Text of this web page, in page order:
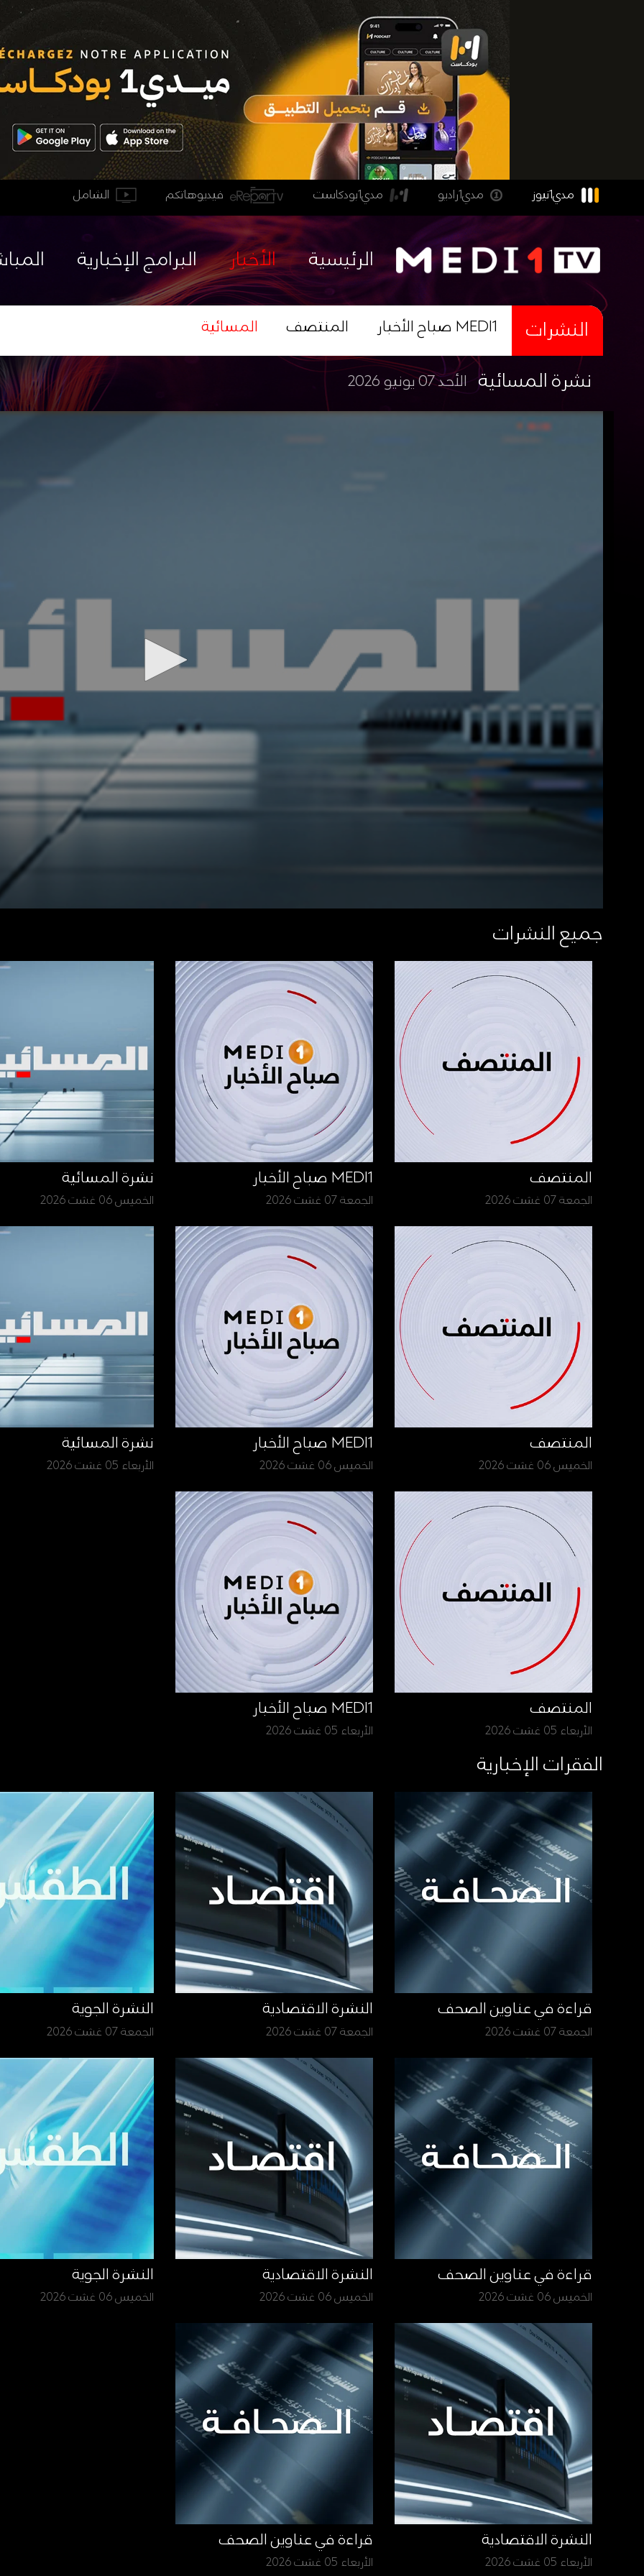
الشامل فيديوهاتكم مدي1بودكاست مدي1راديو مدي1نيوز
البرامج الإخبارية الأخبار الرئيسية
المسائية المنتصف صباح الأخبار MEDI1 النشرات
الأحد 07 يونيو 2026 نشرة المسائية
شاهد الفيديو
جميع النشرات
المنتصف
الجمعة 07 غشت 2026
MEDI1 صباح الأخبار
الجمعة 07 غشت 2026
نشرة المسائية
الخميس 06 غشت 2026
المنتصف
الخميس 06 غشت 2026
MEDI1 صباح الأخبار
الخميس 06 غشت 2026
نشرة المسائية
الأربعاء 05 غشت 2026
المنتصف
الأربعاء 05 غشت 2026
MEDI1 صباح الأخبار
الأربعاء 05 غشت 2026
الفقرات الإخبارية
قراءة في عناوين الصحف
الجمعة 07 غشت 2026
النشرة الاقتصادية
الجمعة 07 غشت 2026
النشرة الجوية
الجمعة 07 غشت 2026
قراءة في عناوين الصحف
الخميس 06 غشت 2026
النشرة الاقتصادية
الخميس 06 غشت 2026
النشرة الجوية
الخميس 06 غشت 2026
النشرة الاقتصادية
الأربعاء 05 غشت 2026
قراءة في عناوين الصحف
الأربعاء 05 غشت 2026